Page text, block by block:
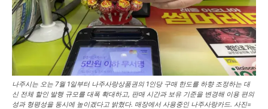
나주시는 오는 7월 1일부터 나주사랑상품권의 1인당 구매 한도를 하향 조정하는 대
신 전체 할인 발행 규모를 대폭 확대하고, 판매 시간과 보유 기준을 변경해 이용 편의
성과 형평성을 동시에 높이겠다고 밝혔다. 매장에서 사용중인 나주사랑카드. 사진=